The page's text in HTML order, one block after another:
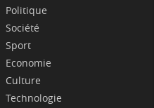
Politique
Société
Sport
Economie
Culture
Technologie